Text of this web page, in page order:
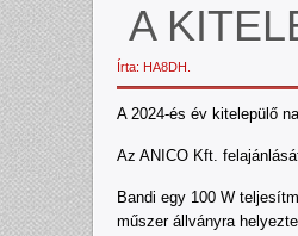
A
Írta: HA8DH.
A 2024-és év kitelepülő
Az ANICO Kft.
Bandi egy 100 W
műszer állványra